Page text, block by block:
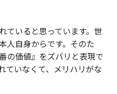
ていると思っています。世
人自身からです。そのた
の価値』をズバリと表現で
ていなくて、メリハリがな